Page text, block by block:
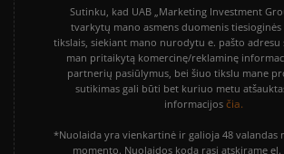
Sutinku, kad UAB „Marketing Investment
tvarkytų mano asmens duomenis
tikslais, siekiant mano nurodytu e. pašto adresu
man pritaikytą komercinę/reklaminę
partnerių pasiūlymus, bei šiuo tikslu mane
sutikimas gali būti bet kuriuo metu
informacijos čia.
*Nuolaida yra vienkartinė ir galioja 48 valandas
momento. Nuolaidos kodą rasi atskirame el.